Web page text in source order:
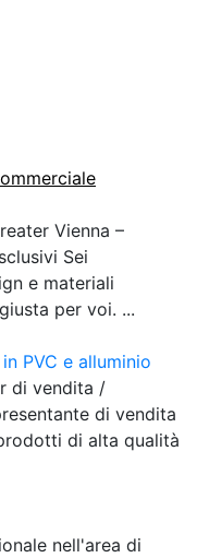
Vienna –
Sei
e materiali
per voi. ...
PVC e alluminio
di vendita /
di vendita
di alta qualità
nell'area di